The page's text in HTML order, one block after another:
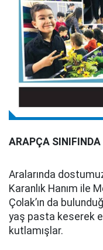
ARAPÇA
Aralarında
Karanlık Hanım ile
Çolak’ın da
yaş pasta keserek
kutlamışlar.